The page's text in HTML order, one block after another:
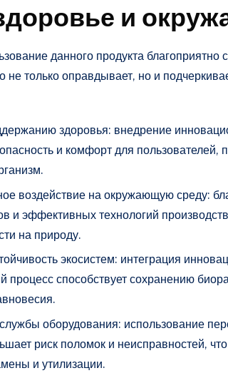
и
данного продукта благоприятно
только оправдывает, но и
здоровья: внедрение
и комфорт для пользователей,
воздействие на окружающую среду:
и эффективных технологий
на природу.
экосистем: интеграция
процесс способствует сохранению
оборудования: использование
риск поломок и неисправностей,
и утилизации.